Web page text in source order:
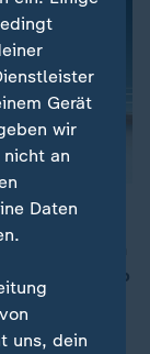
Toten
Blasio, von
Trump
Gerät
wir
an
Daten
uns, dein